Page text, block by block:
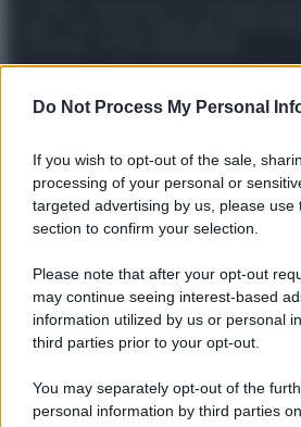
Do Not Process My Personal
If you wish to opt-out of the sale,
processing of your personal or
targeted advertising by us, please use
section to confirm your selection.
Please note that after your opt-out
may continue seeing interest-based
information utilized by us or personal
third parties prior to your opt-out.
You may separately opt-out of the
personal information by third parties
Preferenze Privacy Privacy Policy